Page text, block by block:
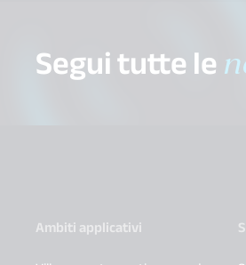
Segui tutte le
Ambiti applicativi